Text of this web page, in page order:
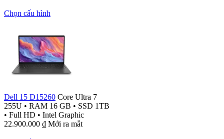
Chọn cấu hình
Dell 15 D15260 Core Ultra 7
255U • RAM 16 GB • SSD 1TB
• Full HD • Intel Graphic
22.900.000 ₫ Mới ra mắt